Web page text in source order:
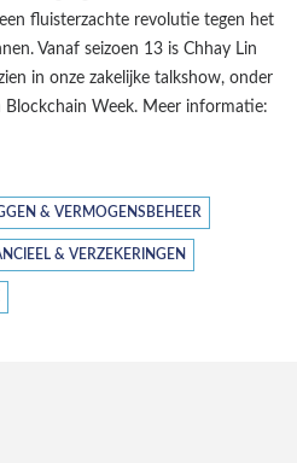
fluisterzachte revolutie tegen het
Vanaf seizoen 13 is Chhay Lin
in onze zakelijke talkshow, onder
Week. Meer informatie:
& VERMOGENSBEHEER
& VERZEKERINGEN